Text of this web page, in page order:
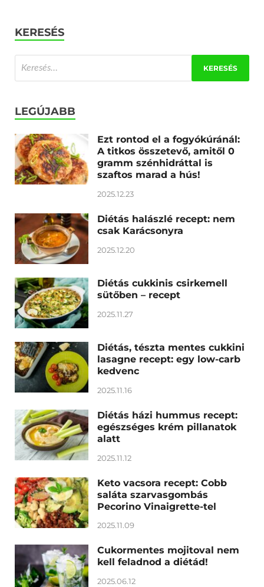
KERESÉS
LEGÚJABB
Ezt rontod el a fogyókúránál:
A titkos összetevő, amitől 0
gramm szénhidráttal is
szaftos marad a hús!
2025.12.23
Diétás halászlé recept: nem
csak Karácsonyra
2025.12.20
Diétás cukkinis csirkemell
sütőben – recept
2025.11.27
Diétás, tészta mentes cukkini
lasagne recept: egy low-carb
kedvenc
2025.11.16
Diétás házi hummus recept:
egészséges krém pillanatok
alatt
2025.11.12
Keto vacsora recept: Cobb
saláta szarvasgombás
Pecorino Vinaigrette-tel
2025.11.09
Cukormentes mojitoval nem
kell feladnod a diétád!
2025.06.12